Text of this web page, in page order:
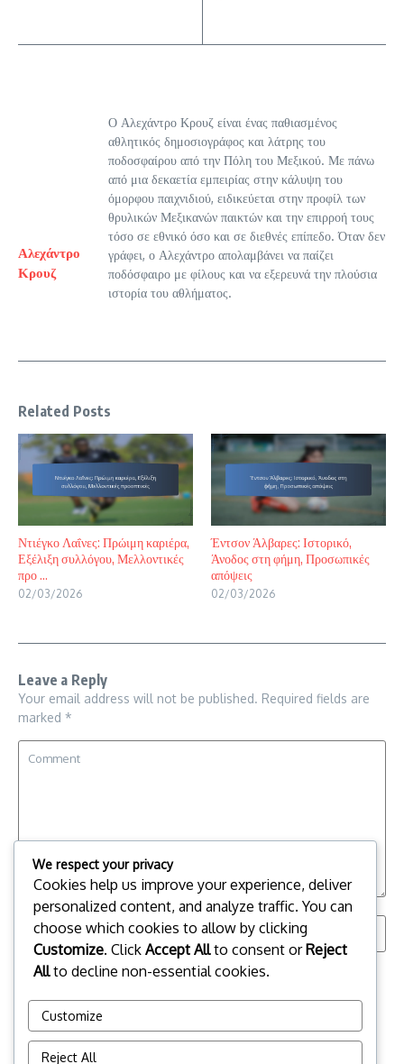
Αλεχάντρο
Κρουζ
Ο Αλεχάντρο Κρουζ είναι ένας παθιασμένος
αθλητικός δημοσιογράφος και λάτρης του
ποδοσφαίρου από την Πόλη του Μεξικού. Με πάνω
από μια δεκαετία εμπειρίας στην κάλυψη του
όμορφου παιχνιδιού, ειδικεύεται στην προφίλ των
θρυλικών Μεξικανών παικτών και την επιρροή τους
τόσο σε εθνικό όσο και σε διεθνές επίπεδο. Όταν δεν
γράφει, ο Αλεχάντρο απολαμβάνει να παίζει
ποδόσφαιρο με φίλους και να εξερευνά την πλούσια
ιστορία του αθλήματος.
Related Posts
Ντιέγκο Λαΐνες: Πρώιμη καριέρα,
Εξέλιξη συλλόγου, Μελλοντικές
προ ...
02/03/2026
Έντσον Άλβαρες: Ιστορικό,
Άνοδος στη φήμη, Προσωπικές
απόψεις
02/03/2026
Leave a Reply
Your email address will not be published. Required fields are
marked *
Save my name, email, and website in this browser for the
We respect your privacy
Cookies help us improve your experience, deliver
personalized content, and analyze traffic. You can
choose which cookies to allow by clicking
Customize. Click Accept Allto consent orReject
Allto decline non-essential cookies.
Customize
Reject All